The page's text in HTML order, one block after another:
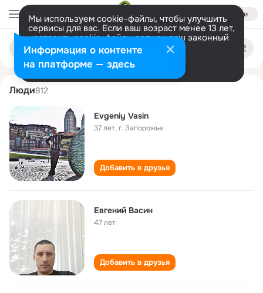
Войти
Мы используем cookie-файлы, чтобы улучшить
сервисы для вас. Если ваш возраст менее 13 лет,
настроить cookie-файлы должен ваш законный
представитель. Больше информации
Разрешить все Настроить
Поиск
людям
evgeniy vasin
Люди812
Evgeniy Vasin
37 лет,г. Запорожье
Добавить в друзья
Евгений Васин
47 лет
Добавить в друзья
Информация о контенте
на платформе — здесь